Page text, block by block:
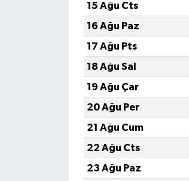
15 Ağu Cts
16 Ağu Paz
17 Ağu Pts
18 Ağu Sal
19 Ağu Çar
20 Ağu Per
21 Ağu Cum
22 Ağu Cts
23 Ağu Paz